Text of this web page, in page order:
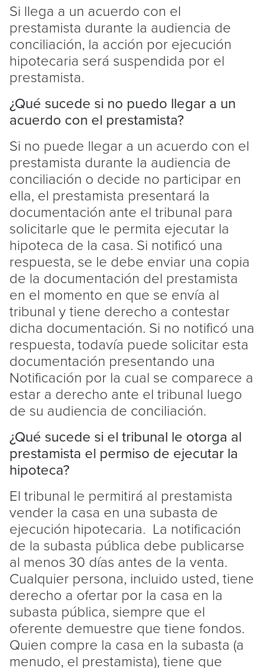
Si llega a un acuerdo con el
prestamista durante la audiencia de
conciliación, la acción por ejecución
hipotecaria será suspendida por el
prestamista.
¿Qué sucede si no puedo llegar a un
acuerdo con el prestamista?
Si no puede llegar a un acuerdo con el
prestamista durante la audiencia de
conciliación o decide no participar en
ella, el prestamista presentará la
documentación ante el tribunal para
solicitarle que le permita ejecutar la
hipoteca de la casa. Si notificó una
respuesta, se le debe enviar una copia
de la documentación del prestamista
en el momento en que se envía al
tribunal y tiene derecho a contestar
dicha documentación. Si no notificó una
respuesta, todavía puede solicitar esta
documentación presentando una
Notificación por la cual se comparece a
estar a derecho ante el tribunal luego
de su audiencia de conciliación.
¿Qué sucede si el tribunal le otorga al
prestamista el permiso de ejecutar la
hipoteca?
El tribunal le permitirá al prestamista
vender la casa en una subasta de
ejecución hipotecaria. La notificación
de la subasta pública debe publicarse
al menos 30 días antes de la venta.
Cualquier persona, incluido usted, tiene
derecho a ofertar por la casa en la
subasta pública, siempre que el
oferente demuestre que tiene fondos.
Quien compre la casa en la subasta (a
menudo, el prestamista), tiene que